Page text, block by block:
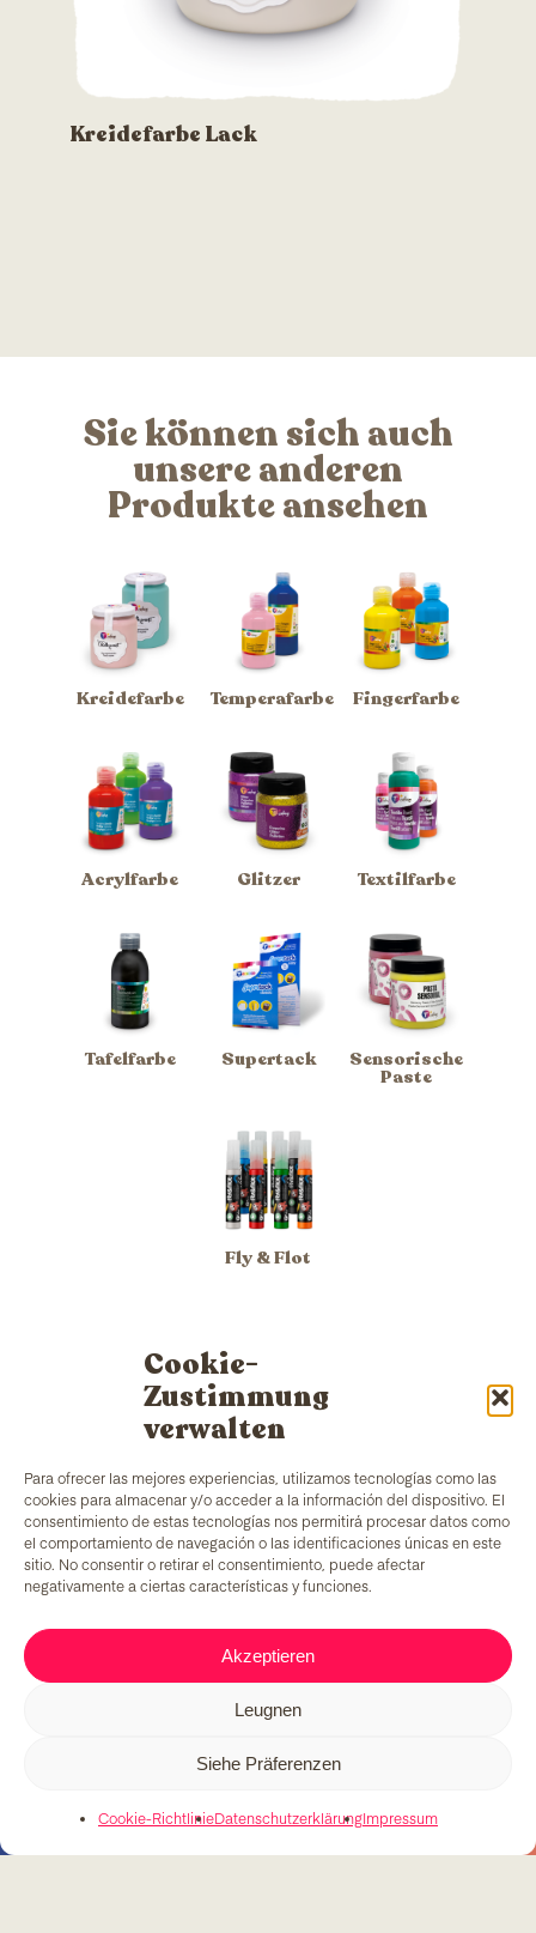
Cookie-
Zustimmung
verwalten
Para ofrecer las mejores experiencias, utilizamos tecnologías como las
cookies para almacenar y/o acceder a la información del dispositivo. El
consentimiento de estas tecnologías nos permitirá procesar datos como
el comportamiento de navegación o las identificaciones únicas en este
sitio. No consentir o retirar el consentimiento, puede afectar
negativamente a ciertas características y funciones.
Akzeptieren
Leugnen
Siehe Präferenzen
Cookie-RichtlinieDatenschutzerklärung Impressum
Kreidefarbe Lack
Sie können sich auch
unsere anderen
Produkte ansehen
Kreidefarbe Temperafarbe Fingerfarbe
Acrylfarbe Glitzer Textilfarbe
Tafelfarbe Supertack Sensorische
Paste
Fly & Flot
TColorsverfügt über eine Farbenfabrik in
Barcelona und ein eigenes Labor zur Herstellung
bieten einen einzigartigen Zusatz: die Schaffung von
T. 679 08 57 58